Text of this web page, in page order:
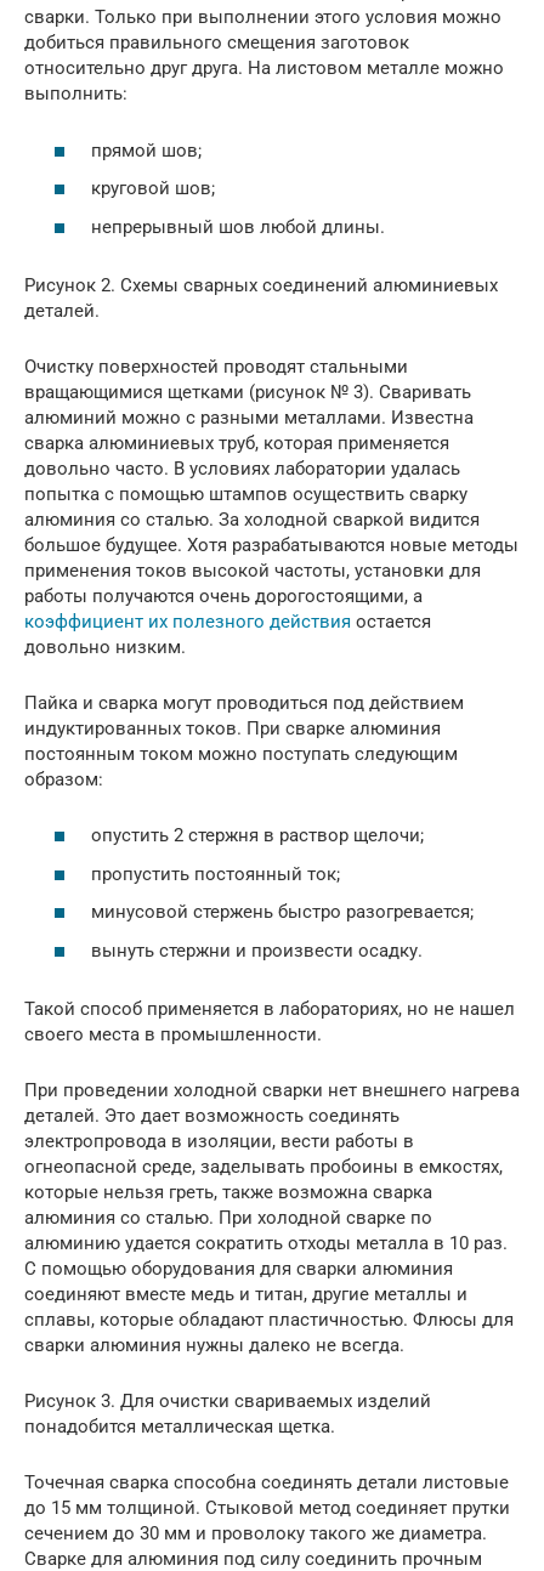
сварки. Только при выполнении этого условия можно
добиться правильного смещения заготовок
относительно друг друга. На листовом металле можно
выполнить:
прямой шов;
круговой шов;
непрерывный шов любой длины.
Рисунок 2. Схемы сварных соединений алюминиевых
деталей.
Очистку поверхностей проводят стальными
вращающимися щетками (рисунок № 3). Сваривать
алюминий можно с разными металлами. Известна
сварка алюминиевых труб, которая применяется
довольно часто. В условиях лаборатории удалась
попытка с помощью штампов осуществить сварку
алюминия со сталью. За холодной сваркой видится
большое будущее. Хотя разрабатываются новые методы
применения токов высокой частоты, установки для
работы получаются очень дорогостоящими, а
коэффициент их полезного действия остается
довольно низким.
Пайка и сварка могут проводиться под действием
индуктированных токов. При сварке алюминия
постоянным током можно поступать следующим
образом:
опустить 2 стержня в раствор щелочи;
пропустить постоянный ток;
минусовой стержень быстро разогревается;
вынуть стержни и произвести осадку.
Такой способ применяется в лабораториях, но не нашел
своего места в промышленности.
При проведении холодной сварки нет внешнего нагрева
деталей. Это дает возможность соединять
электропровода в изоляции, вести работы в
огнеопасной среде, заделывать пробоины в емкостях,
которые нельзя греть, также возможна сварка
алюминия со сталью. При холодной сварке по
алюминию удается сократить отходы металла в 10 раз.
С помощью оборудования для сварки алюминия
соединяют вместе медь и титан, другие металлы и
сплавы, которые обладают пластичностью. Флюсы для
сварки алюминия нужны далеко не всегда.
Рисунок 3. Для очистки свариваемых изделий
понадобится металлическая щетка.
Точечная сварка способна соединять детали листовые
до 15 мм толщиной. Стыковой метод соединяет прутки
сечением до 30 мм и проволоку такого же диаметра.
Сварке для алюминия под силу соединить прочным